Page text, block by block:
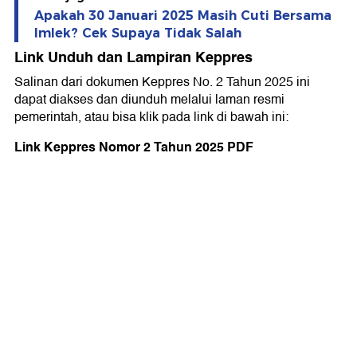
Apakah 30 Januari 2025 Masih Cuti Bersama
Imlek? Cek Supaya Tidak Salah
Link Unduh dan Lampiran Keppres
Salinan dari dokumen Keppres No. 2 Tahun 2025 ini
dapat diakses dan diunduh melalui laman resmi
pemerintah, atau bisa klik pada link di bawah ini:
Link Keppres Nomor 2 Tahun 2025 PDF